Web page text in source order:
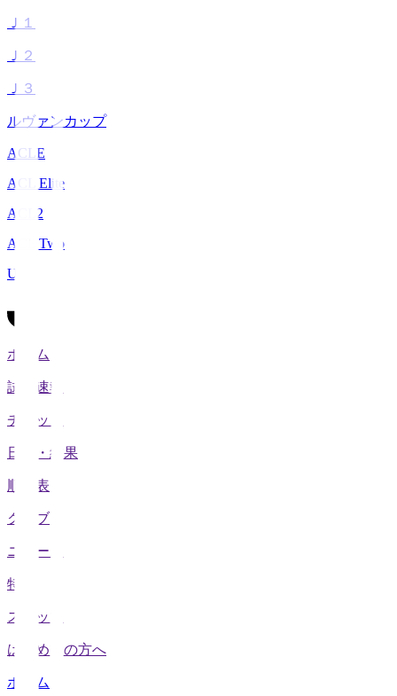
Ｊ１
Ｊ２
Ｊ３
ルヴァンカップ
ACLE
ACL Elite
ACL2
ACL Two
U-21
ホーム
試合速報
チケット
日程・結果
順位表
クラブ
ニュース
特集
スタッツ
はじめての方へ
ホーム